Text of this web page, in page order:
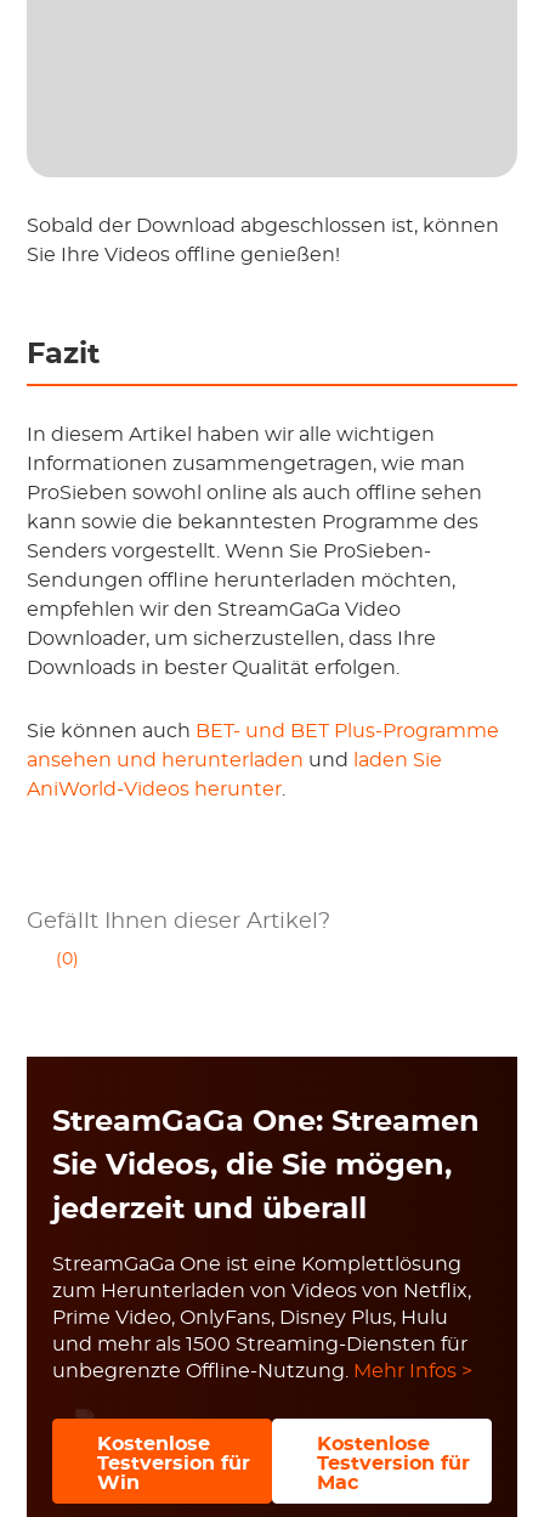
Sobald der Download abgeschlossen ist, können
Sie Ihre Videos offline genießen!
Fazit
In diesem Artikel haben wir alle wichtigen
Informationen zusammengetragen, wie man
ProSieben sowohl online als auch offline sehen
kann sowie die bekanntesten Programme des
Senders vorgestellt. Wenn Sie ProSieben-
Sendungen offline herunterladen möchten,
empfehlen wir den StreamGaGa Video
Downloader, um sicherzustellen, dass Ihre
Downloads in bester Qualität erfolgen.
Sie können auch BET- und BET Plus-Programme
ansehen und herunterladen und
laden Sie
AniWorld-Videos herunter
Gefällt Ihnen dieser Artikel?
(0)
StreamGaGa One: Streamen
Sie Videos, die Sie mögen,
jederzeit und überall
StreamGaGa One ist eine Komplettlösung
zum Herunterladen von Videos von Netflix,
Prime Video, OnlyFans, Disney Plus, Hulu
und mehr als 1500 Streaming-Diensten für
unbegrenzte Offline-Nutzung.
Mehr Infos >
Kostenlose
Testversion für
Win
Kostenlose
Testversion für
Mac